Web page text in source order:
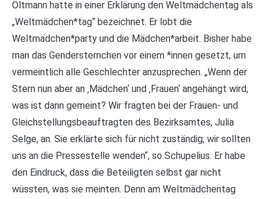
Oltmann hatte in einer Erklärung den Weltmädchentag als
„Weltmädchen*tag“ bezeichnet. Er lobt die
Weltmädchen*party und die Mädchen*arbeit. Bisher habe
man das Gendersternchen vor einem *innen gesetzt, um
vermeintlich alle Geschlechter anzusprechen. „Wenn der
Stern nun aber an ‚Mädchen‘ und ‚Frauen‘ angehängt wird,
was ist dann gemeint? Wir fragten bei der Frauen- und
Gleichstellungsbeauftragten des Bezirksamtes, Julia
Selge, an. Sie erklärte sich für nicht zuständig, wir sollten
uns an die Pressestelle wenden“, so Schupelius. Er habe
den Eindruck, dass die Beteiligten selbst gar nicht
wüssten, was sie meinten. Denn am Weltmädchentag